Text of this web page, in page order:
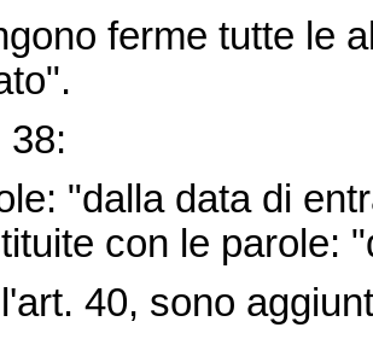
ferme tutte le
"dalla data di
con le parole:
40, sono